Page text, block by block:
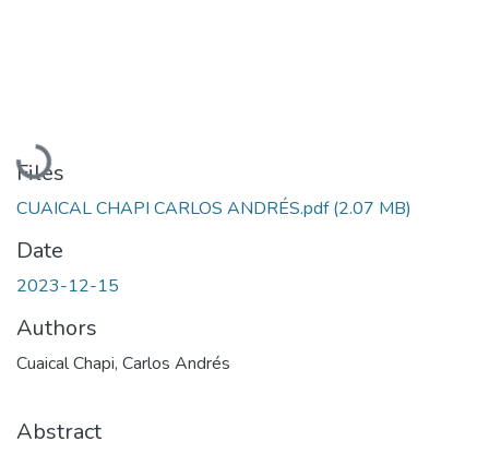
Loading...
Files
CUAICAL CHAPI CARLOS ANDRÉS.pdf(2.07 MB)
Date
2023-12-15
Authors
Cuaical Chapi, Carlos Andrés
Abstract